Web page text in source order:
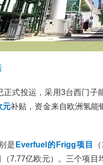
正式投运，采用3台西门
元补贴，资金来自欧洲氢
是 Everfuel的Frigg项目
（7.77亿欧元）。三个项